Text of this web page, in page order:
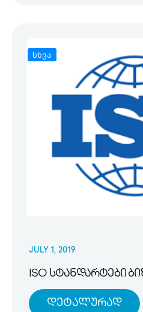
სხვა
JULY 1, 2019
ISO სტანდარტები
Დეტალურად